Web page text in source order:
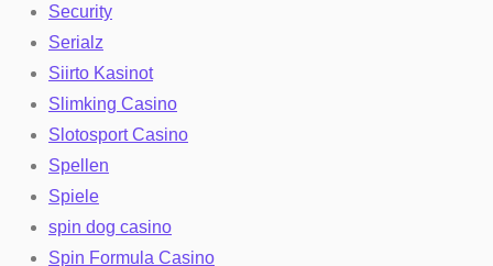
Security
Serialz
Siirto Kasinot
Slimking Casino
Slotosport Casino
Spellen
Spiele
spin dog casino
Spin Formula Casino